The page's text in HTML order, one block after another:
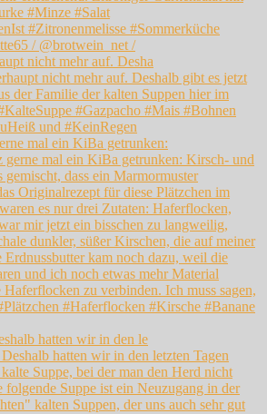
nicht mehr auf. Desha
mal ein KiBa getrunken:
hatten wir in den le